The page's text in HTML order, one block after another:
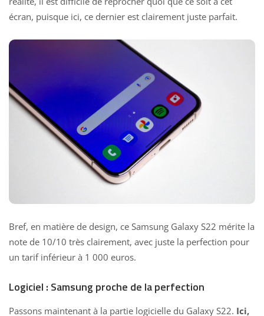
écran, puisque ici, ce dernier est clairement juste parfait.
Bref, en matière de design, ce Samsung Galaxy S22 mérite la
note de 10/10 très clairement, avec juste la perfection pour
un tarif inférieur à 1 000 euros.
Logiciel : Samsung proche de la perfection
Passons maintenant à la partie logicielle du Galaxy S22. Ici,